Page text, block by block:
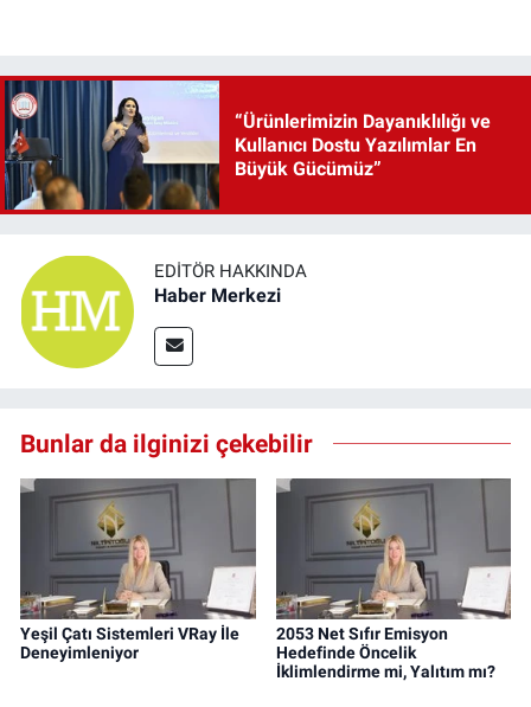
“Ürünlerimizin Dayanıklılığı ve
Kullanıcı Dostu Yazılımlar En
Büyük Gücümüz”
EDITÖR HAKKINDA
Haber Merkezi
Bunlar da ilginizi çekebilir
Yeşil Çatı Sistemleri VRay İle
Deneyimleniyor
2053 Net Sıfır Emisyon
Hedefinde Öncelik
İklimlendirme mi, Yalıtım mı?